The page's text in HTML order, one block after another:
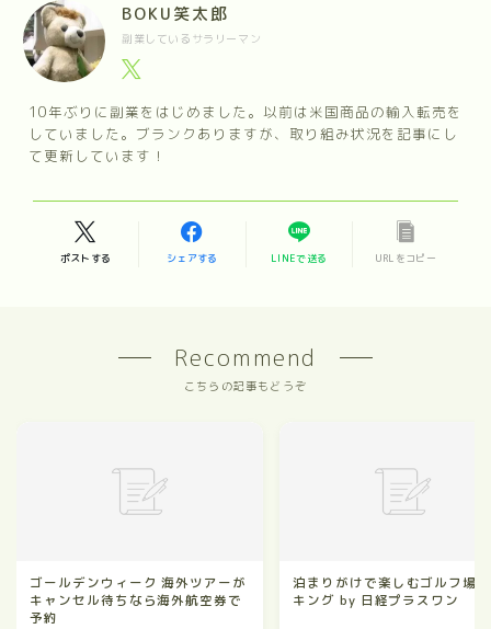
Follow Me
BOKU笑太郎
副業しているサラリーマン
10年ぶりに副業をはじめました。以前は米国商品の輸入転売を
していました。ブランクありますが、取り組み状況を記事にし
て更新しています！
ポストする シェアする LINEで送る URLをコピー
Recommend
こちらの記事もどうぞ
ゴールデンウィーク 海外ツアーが
キャンセル待ちなら海外航空券で
予約
泊まりがけで楽しむゴルフ場
キング by 日経プラスワン